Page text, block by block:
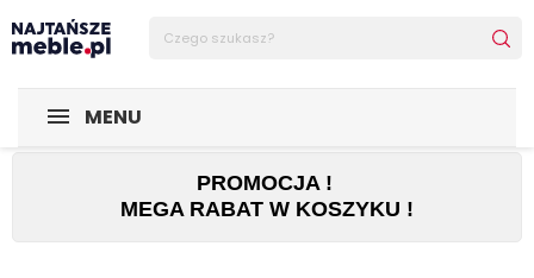
MENU
Sklep Najtańsze-meble
PROMOCJA !
MEGA RABAT W KOSZYKU !